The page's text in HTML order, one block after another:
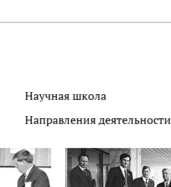
Научная школа
Направления деятельности